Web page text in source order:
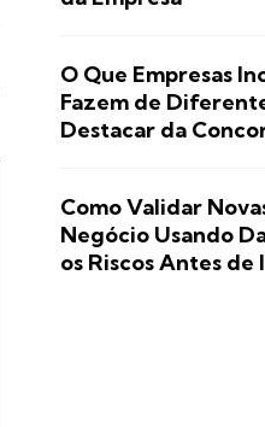
O Que Empresas
Fazem de
Destacar da
Como Validar
Negócio Usando
os Riscos Antes de